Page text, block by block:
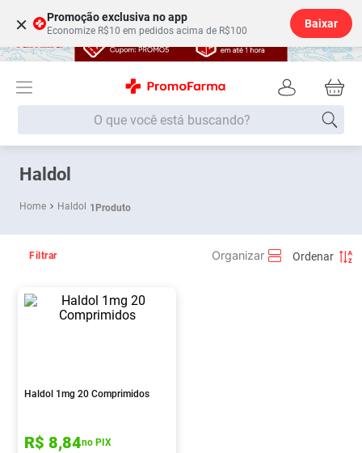
× Promoção exclusiva no app
Economize R$10 em pedidos acima de R$100
Baixar
O que você está buscando?
Haldol
Haldol 1Produto
Filtrar
Haldol 1mg 20 Comprimidos
R$ 8,84no PIX
Termos mais buscados
1 º Fralda
3º
Fralda G
10 Lavitan